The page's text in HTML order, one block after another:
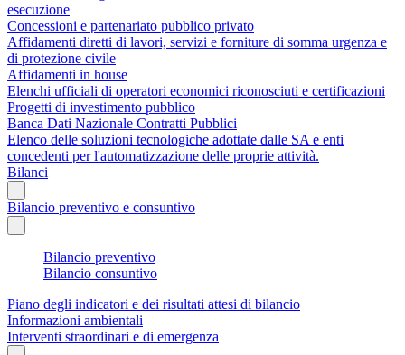
esecuzione
Concessioni e partenariato pubblico privato
Affidamenti diretti di lavori, servizi e forniture di somma urgenza e
di protezione civile
Affidamenti in house
Elenchi ufficiali di operatori economici riconosciuti e certificazioni
Progetti di investimento pubblico
Banca Dati Nazionale Contratti Pubblici
Elenco delle soluzioni tecnologiche adottate dalle SA e enti
concedenti per l'automatizzazione delle proprie attività.
Bilanci
Bilancio preventivo e consuntivo
Bilancio preventivo
Bilancio consuntivo
Piano degli indicatori e dei risultati attesi di bilancio
Informazioni ambientali
Interventi straordinari e di emergenza